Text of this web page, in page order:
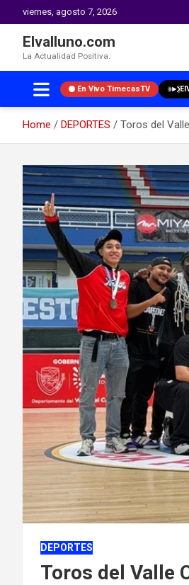
viernes, agosto 7, 2026
Elvalluno.com
La Actualidad Positiva.
En Vivo TimecasTV
Home DEPORTES
Toros del
content
DEPORTES
Toros del Valle